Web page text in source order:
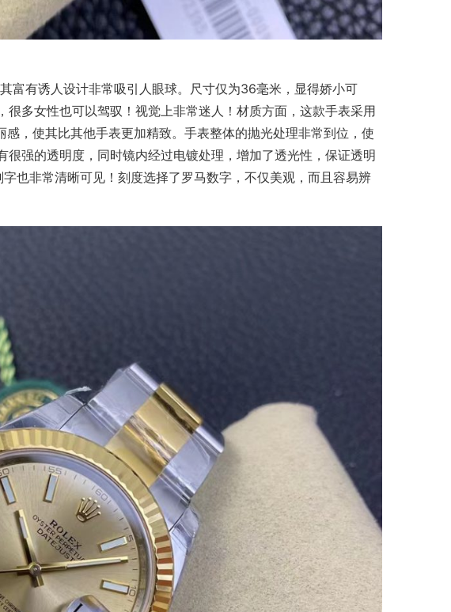
富有诱人设计非常吸引人眼球。尺寸仅为36毫米，显得娇小可
多女性也可以驾驭！视觉上非常迷人！材质方面，这款手表采用
，使其比其他手表更加精致。手表整体的抛光处理非常到位，使
强的透明度，同时镜内经过电镀处理，增加了透光性，保证透明
也非常清晰可见！刻度选择了罗马数字，不仅美观，而且容易辨